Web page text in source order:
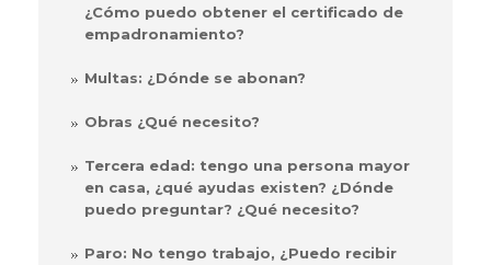
¿Cómo puedo obtener el certificado de
empadronamiento?
Multas: ¿Dónde se abonan?
Obras ¿Qué necesito?
Tercera edad: tengo una persona mayor
en casa, ¿qué ayudas existen? ¿Dónde
puedo preguntar? ¿Qué necesito?
Paro: No tengo trabajo, ¿Puedo recibir